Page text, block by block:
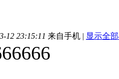
12 23:15:11 来自手机 | 显示全